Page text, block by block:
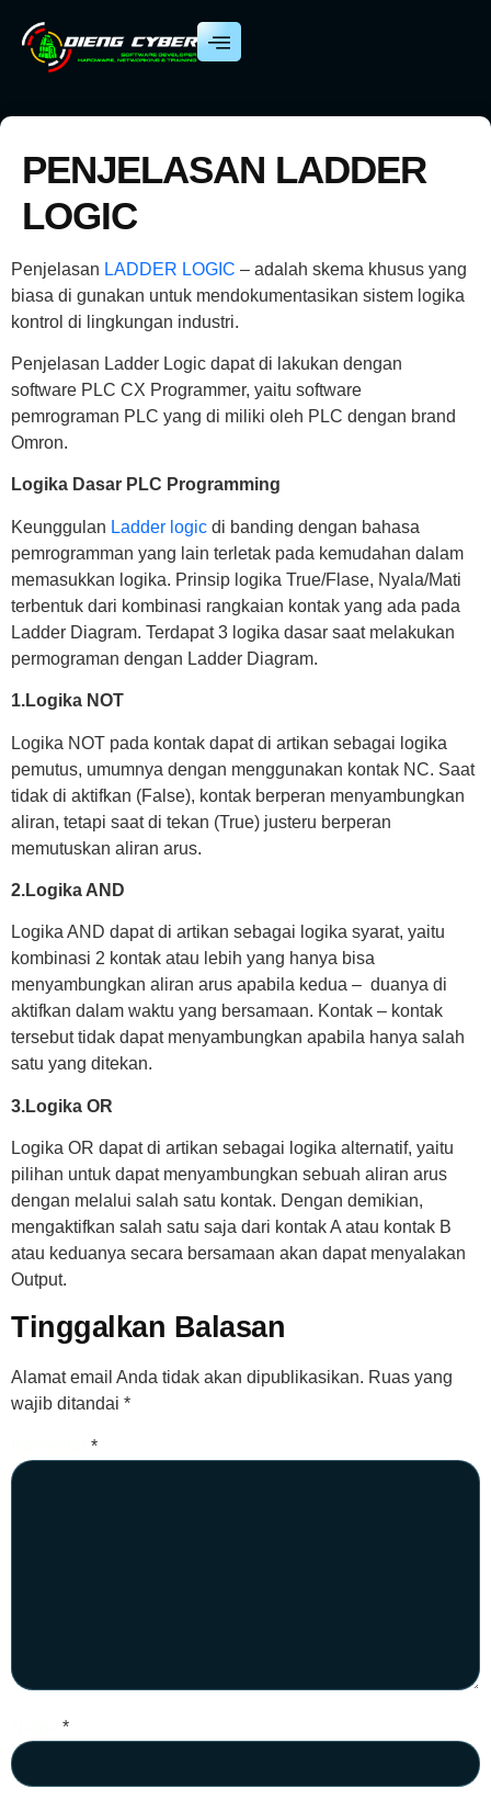
PENJELASAN LADDER
LOGIC
Penjelasan LADDER LOGIC – adalah skema khusus yang
biasa di gunakan untuk mendokumentasikan sistem logika
kontrol di lingkungan industri.
Penjelasan Ladder Logic dapat di lakukan dengan
software PLC CX Programmer, yaitu software
pemrograman PLC yang di miliki oleh PLC dengan brand
Omron.
Logika Dasar PLC Programming
Keunggulan Ladder logic di banding dengan bahasa
pemrogramman yang lain terletak pada kemudahan dalam
memasukkan logika. Prinsip logika True/Flase, Nyala/Mati
terbentuk dari kombinasi rangkaian kontak yang ada pada
Ladder Diagram. Terdapat 3 logika dasar saat melakukan
permograman dengan Ladder Diagram.
1.Logika NOT
Logika NOT pada kontak dapat di artikan sebagai logika
pemutus, umumnya dengan menggunakan kontak NC. Saat
tidak di aktifkan (False), kontak berperan menyambungkan
aliran, tetapi saat di tekan (True) justeru berperan
memutuskan aliran arus.
2.Logika AND
Logika AND dapat di artikan sebagai logika syarat, yaitu
kombinasi 2 kontak atau lebih yang hanya bisa
menyambungkan aliran arus apabila kedua – duanya di
aktifkan dalam waktu yang bersamaan. Kontak – kontak
tersebut tidak dapat menyambungkan apabila hanya salah
satu yang ditekan.
3.Logika OR
Logika OR dapat di artikan sebagai logika alternatif, yaitu
pilihan untuk dapat menyambungkan sebuah aliran arus
dengan melalui salah satu kontak. Dengan demikian,
mengaktifkan salah satu saja dari kontak A atau kontak B
atau keduanya secara bersamaan akan dapat menyalakan
Output.
Tinggalkan Balasan
Alamat email Anda tidak akan dipublikasikan. Ruas yang
wajib ditandai *
*
*